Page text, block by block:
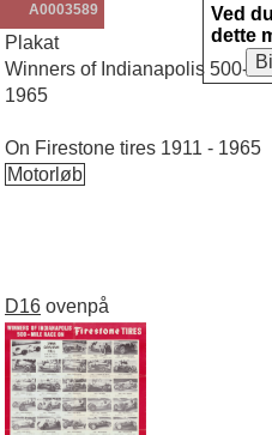
A0003589
Ved
dette
Plakat
Winners of Indianapolis 500-
1965
On Firestone tires 1911 - 1965
Motorløb
D16 ovenpå